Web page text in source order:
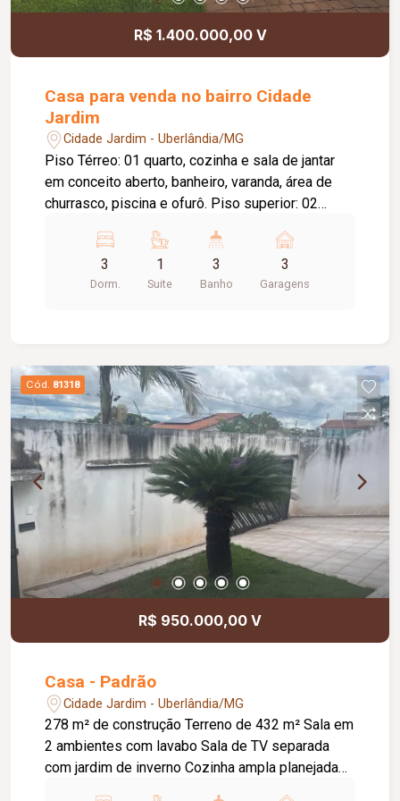
R$ 1.400.000,00 V
Casa para venda no bairro Cidade
Jardim
Cidade Jardim - Uberlândia/MG
Piso Térreo: 01 quarto, cozinha e sala de jantar
em conceito aberto, banheiro, varanda, área de
churrasco, piscina e ofurô. Piso superior: 02
social e sacada. Não é sobrado, o proprietário
construiu no terreno em declive. A casa possui
uma estrutura boa de construção, é toda na laje,
metragem de 1.000m².
3
Dorm.
1
Suite
3
Banho
3
Garagens
Cód. 81318
R$ 950.000,00 V
Casa - Padrão
Cidade Jardim - Uberlândia/MG
278 m² de construção Terreno de 432 m² Sala em
2 ambientes com lavabo Sala de TV separada
com jardim de inverno Cozinha ampla planejada